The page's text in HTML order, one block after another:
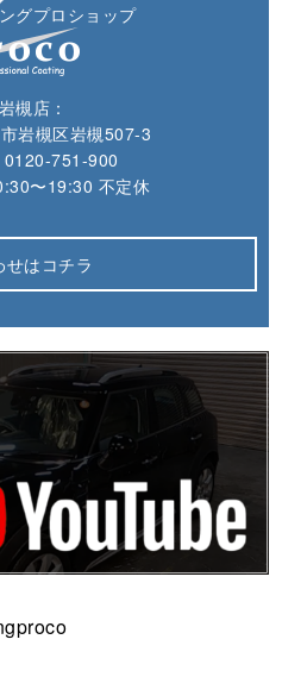
グプロショップ
槻店：
岩槻区岩槻507-3
0120-751-900
〜19:30 不定休
せはコチラ